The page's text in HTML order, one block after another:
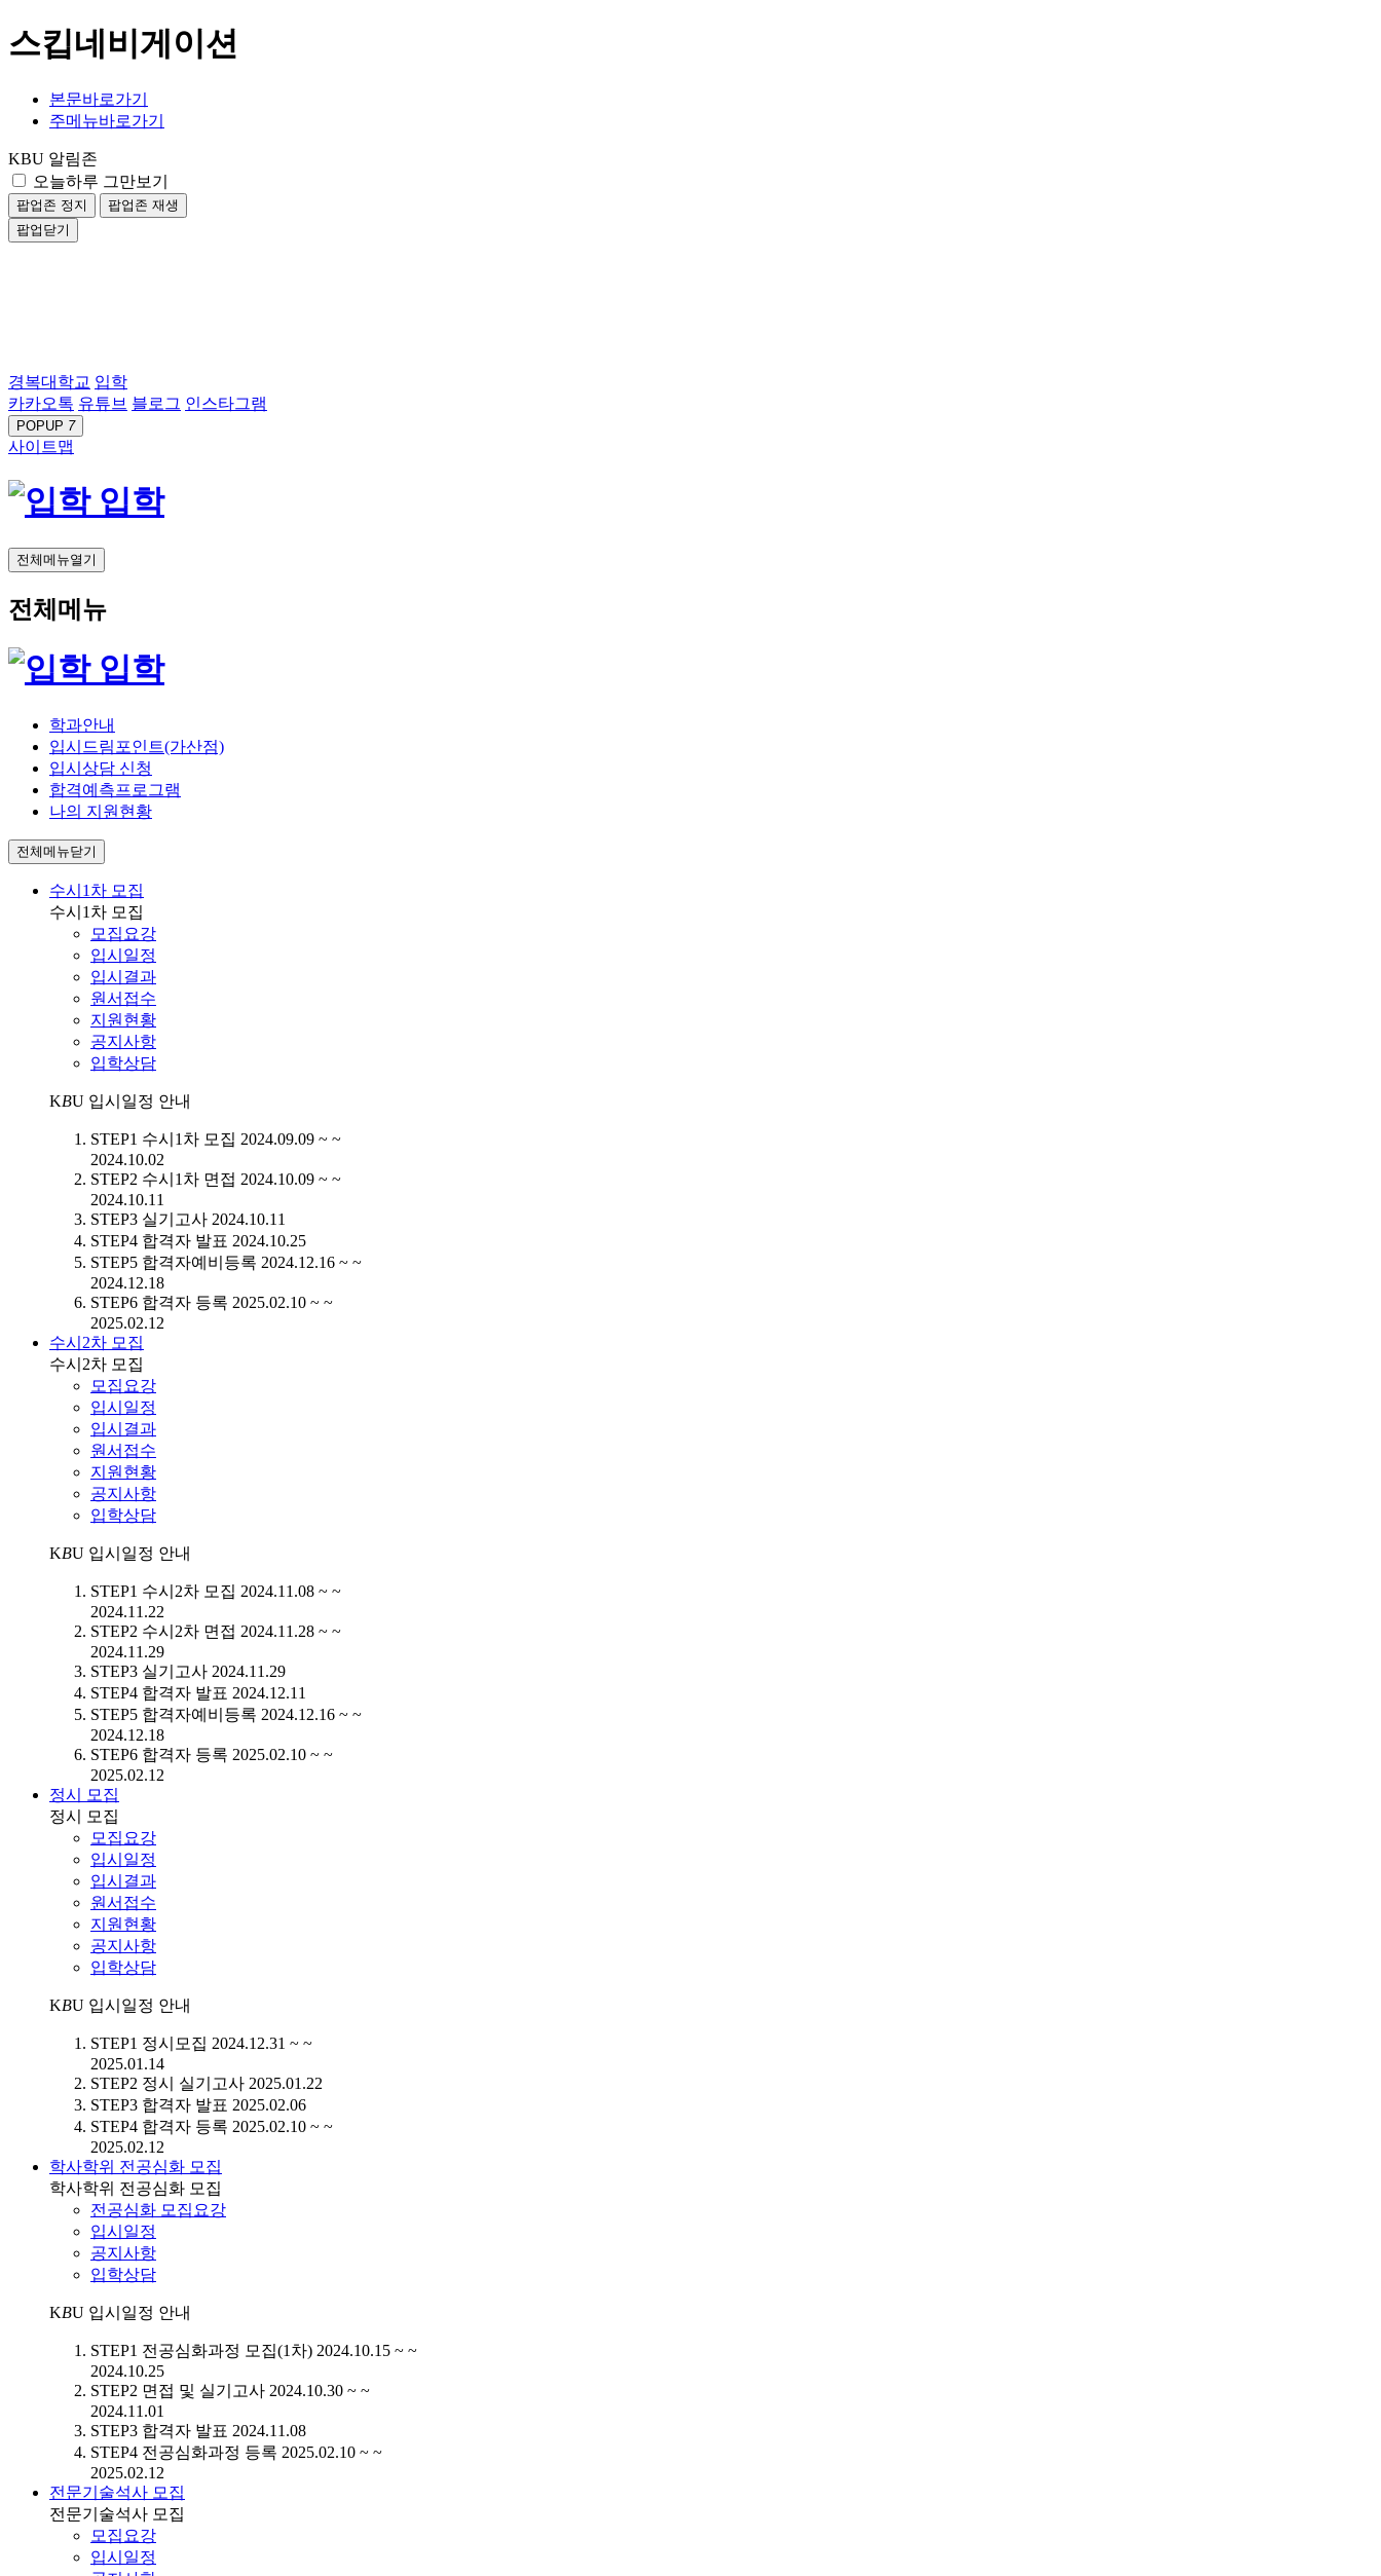
스킵네비게이션
본문바로가기
주메뉴바로가기
KBU 알림존
오늘하루 그만보기
팝업존 정지
팝업존 재생
팝업닫기
경복대학교 입학
카카오톡 유튜브 블로그 인스타그램
POPUP 7
사이트맵
입학
전체메뉴열기
전체메뉴
입학
학과안내
입시드림포인트(가산점)
입시상담 신청
합격예측프로그램
나의 지원현황
전체메뉴닫기
수시1차 모집
수시1차 모집
모집요강
입시일정
입시결과
원서접수
지원현황
공지사항
입학상담
KBU 입시일정 안내
STEP1 수시1차 모집 2024.09.09 ~ ~
2024.10.02
STEP2 수시1차 면접 2024.10.09 ~ ~
2024.10.11
STEP3 실기고사 2024.10.11
STEP4 합격자 발표 2024.10.25
STEP5 합격자예비등록 2024.12.16 ~ ~
2024.12.18
STEP6 합격자 등록 2025.02.10 ~ ~
2025.02.12
수시2차 모집
수시2차 모집
모집요강
입시일정
입시결과
원서접수
지원현황
공지사항
입학상담
KBU 입시일정 안내
STEP1 수시2차 모집 2024.11.08 ~ ~
2024.11.22
STEP2 수시2차 면접 2024.11.28 ~ ~
2024.11.29
STEP3 실기고사 2024.11.29
STEP4 합격자 발표 2024.12.11
STEP5 합격자예비등록 2024.12.16 ~ ~
2024.12.18
STEP6 합격자 등록 2025.02.10 ~ ~
2025.02.12
정시 모집
정시 모집
모집요강
입시일정
입시결과
원서접수
지원현황
공지사항
입학상담
KBU 입시일정 안내
STEP1 정시모집 2024.12.31 ~ ~
2025.01.14
STEP2 정시 실기고사 2025.01.22
STEP3 합격자 발표 2025.02.06
STEP4 합격자 등록 2025.02.10 ~ ~
2025.02.12
학사학위 전공심화 모집
학사학위 전공심화 모집
전공심화 모집요강
입시일정
공지사항
입학상담
KBU 입시일정 안내
STEP1 전공심화과정 모집(1차) 2024.10.15 ~ ~
2024.10.25
STEP2 면접 및 실기고사 2024.10.30 ~ ~
2024.11.01
STEP3 합격자 발표 2024.11.08
STEP4 전공심화과정 등록 2025.02.10 ~ ~
2025.02.12
전문기술석사 모집
전문기술석사 모집
모집요강
입시일정